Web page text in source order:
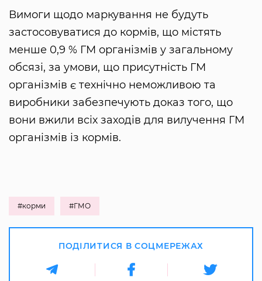
Вимоги щодо маркування не будуть
застосовуватися до кормів, що містять
менше 0,9 % ГМ організмів у загальному
обсязі, за умови, що присутність ГМ
організмів є технічно неможливою та
виробники забезпечують доказ того, що
вони вжили всіх заходів для вилучення ГМ
організмів із кормів.
#корми #ГМО
ПОДІЛИТИСЯ В СОЦМЕРЕЖАХ